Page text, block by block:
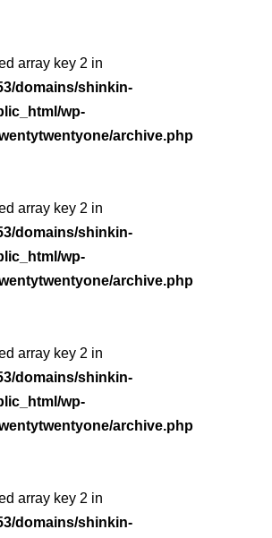
array key 2 in
domains/shinkin-
wp-
archive.php
array key 2 in
domains/shinkin-
wp-
archive.php
array key 2 in
domains/shinkin-
wp-
archive.php
array key 2 in
domains/shinkin-